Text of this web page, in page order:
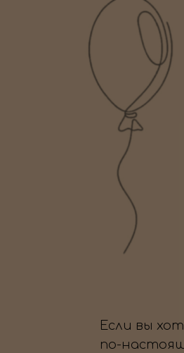
Если вы
по-